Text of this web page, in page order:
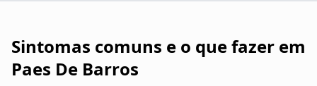
Sintomas comuns e o que fazer em
Paes De Barros